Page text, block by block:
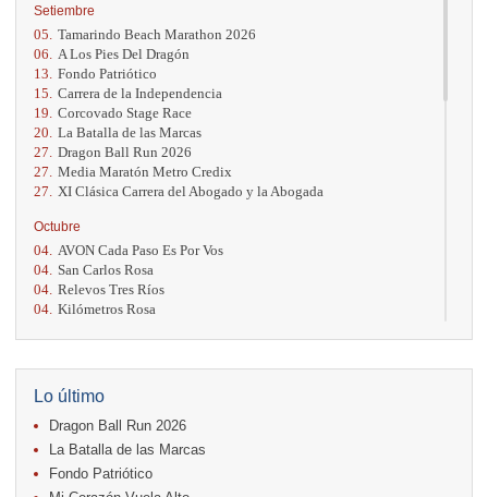
Setiembre
05. Tamarindo Beach Marathon 2026
06.
A Los Pies Del Dragón
13. Fondo Patriótico
15. Carrera de la Independencia
19. Corcovado Stage Race
20. La Batalla de las Marcas
27. Dragon Ball Run 2026
27. Media Maratón Metro Credix
27.
XI Clásica Carrera del Abogado y la Abogada
Octubre
04. AVON Cada Paso Es Por Vos
04. San Carlos Rosa
04. Relevos Tres Ríos
04. Kilómetros Rosa
18. Casa Turire Trail Run
18.
Warriors Run Circuit
18. Samsung Jacó Beach Half Marathon 2026
25. KRun by Under Armour
25. Run Alajuela
31.
Halloween Fun Run
Lo último
Dragon Ball Run 2026
La Batalla de las Marcas
Fondo Patriótico